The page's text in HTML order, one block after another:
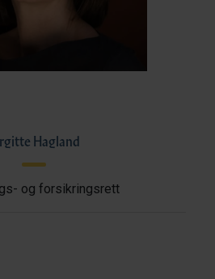
Hagland
og forsikringsrett